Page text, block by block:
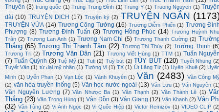
Thuyên (3) trung quốc (1) Trung Trung Đỉnh (1) Trung Y (1) Truong Nguyen (1)
dài (10) TRUYỆN DỊCH (17) Truyện ký (2) TRUYỆN NGẮN
TRUYỆN VỪA (14) Trương Công Tưởng (16) Trương Diễm Phiến (1) Trương
Phượng (8) Trương Đình Tuấn (3) Trương Hồng Phúc (14) Trương Huỳnh
Trân (2) Trương Lan Anh (1) Trương Nam Chi (5) Trương Thanh Cường (2)
Thắng (65) Trương Thị Thanh Tâm (22) Trương Thị Thúy (2) Trường Thịnh
Trương Tri (2) Trương Văn Dân (21) Trương Viết Hùng (1) TTM (1) Tuấn
(7) Tuấn Quỳnh (3) Tuệ Mỹ (1) Tuti (2) Tuỳ bút (2) TÙY BÚT (120) Tuyết Nhung
Tuyết Vân (1) tứ đại mỹ nhân (1) Tường Vi (1) TX (1) Út Lãng Tử (1) Uyên Khuê (2)
Minh (1) Uyển Phan (1) Vạn Lộc (1) Vành Khuyên (1) Văn (2483) Văn Công
(2) văn hóa truyền thống (5) Văn học nước ngoài (13) Văn Lưu (1) Văn Nguyên
Văn Nguyên Lương (7) Văn Nhược Ba (1) Văn Thạnh (2) Văn Thành Lê (1)
Thắng (23) Văn Trọng Hùng (1) Vân Đồn (3) Vân Giang (12) Vân Khanh (2) Vân
(32) Vân Tùng (2) Vi Ánh Ngọc (2) Vi Quốc Hiệp (1) Victor Remizov (1) VIDEO CLIP